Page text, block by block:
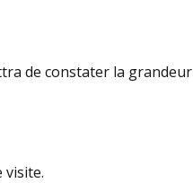
de constater la grandeur
visite.